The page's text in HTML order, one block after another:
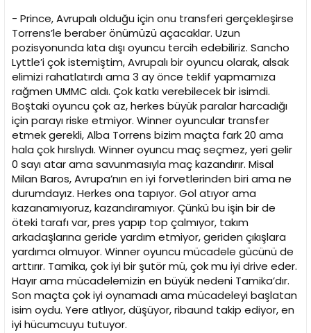
- Prince, Avrupalı olduğu için onu transferi gerçekleşirse
Torrens’le beraber önümüzü açacaklar. Uzun
pozisyonunda kıta dışı oyuncu tercih edebiliriz. Sancho
Lyttle’i çok istemiştim, Avrupalı bir oyuncu olarak, alsak
elimizi rahatlatırdı ama 3 ay önce teklif yapmamıza
rağmen UMMC aldı. Çok katkı verebilecek bir isimdi.
Boştaki oyuncu çok az, herkes büyük paralar harcadığı
için parayı riske etmiyor. Winner oyuncular transfer
etmek gerekli, Alba Torrens bizim maçta fark 20 ama
hala çok hırslıydı. Winner oyuncu maç seçmez, yeri gelir
0 sayı atar ama savunmasıyla maç kazandırır. Misal
Milan Baros, Avrupa’nın en iyi forvetlerinden biri ama ne
durumdayız. Herkes ona tapıyor. Gol atıyor ama
kazanamıyoruz, kazandıramıyor. Çünkü bu işin bir de
öteki tarafı var, pres yapıp top çalmıyor, takım
arkadaşlarına geride yardım etmiyor, geriden çıkışlara
yardımcı olmuyor. Winner oyuncu mücadele gücünü de
arttırır. Tamika, çok iyi bir şutör mü, çok mu iyi drive eder.
Hayır ama mücadelemizin en büyük nedeni Tamika’dır.
Son maçta çok iyi oynamadı ama mücadeleyi başlatan
isim oydu. Yere atlıyor, düşüyor, ribaund takip ediyor, en
iyi hücumcuyu tutuyor.